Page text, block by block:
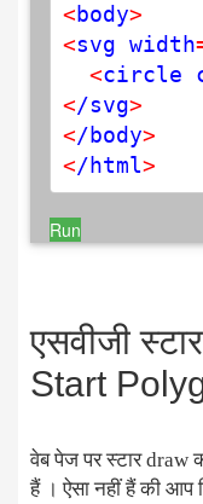
<body>
<svg width
<circle
</svg>
</body>
</html>
Run
एसवीजी
Start
वेब पेज पर स्टार
हैं । ऐसा नहीं हैं की